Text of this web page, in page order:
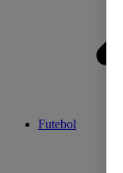
Futebol